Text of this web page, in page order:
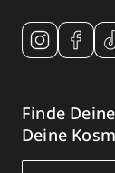
Finde
Deine